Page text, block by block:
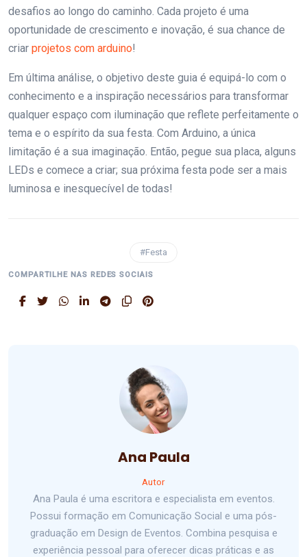
desafios ao longo do caminho. Cada projeto é uma
oportunidade de crescimento e inovação, é sua chance de
criar projetos com arduino!
Em última análise, o objetivo deste guia é equipá-lo com o
conhecimento e a inspiração necessários para transformar
qualquer espaço com iluminação que reflete perfeitamente o
tema e o espírito da sua festa. Com Arduino, a única
limitação é a sua imaginação. Então, pegue sua placa, alguns
LEDs e comece a criar; sua próxima festa pode ser a mais
luminosa e inesquecível de todas!
#Festa
COMPARTILHE NAS REDES SOCIAIS
Ana Paula
Autor
Ana Paula é uma escritora e especialista em eventos.
Possui formação em Comunicação Social e uma pós-
graduação em Design de Eventos. Combina pesquisa e
experiência pessoal para oferecer dicas práticas e as